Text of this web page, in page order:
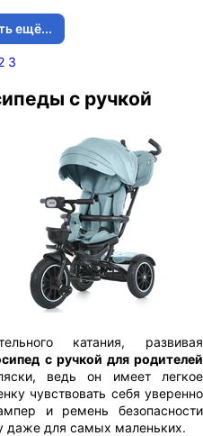
ещё...
3
с ручкой
катания, развивая
с ручкой для родителей
ведь он имеет легкое
чувствовать себя уверенно
и ремень безопасности
даже для самых маленьких.